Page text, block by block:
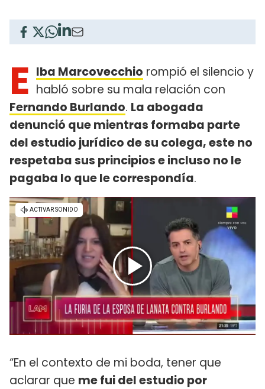
E lba Marcovecchio rompió el silencio y
habló sobre su mala relación con
Fernando Burlando. La abogada
denunció que mientras formaba parte
del estudio jurídico de su colega, este no
respetaba sus principios e incluso no le
pagaba lo que le correspondía.
“En el contexto de mi boda, tener que
aclarar que me fui del estudio por